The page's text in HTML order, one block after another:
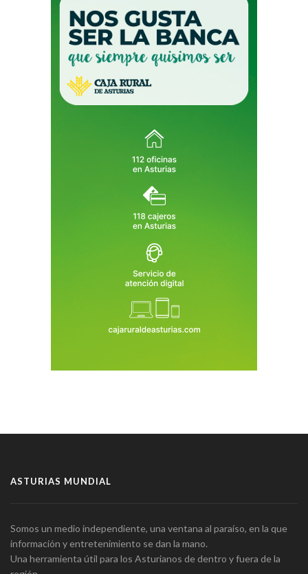
ASTURIAS MUNDIAL
Somos un medio independiente, una ventana al paraíso, en la que
información y entretenimiento se dan la mano.
Una herramienta útil para los Asturianos de dentro y fuera de la